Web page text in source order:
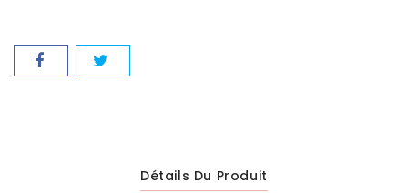
Détails Du Produit